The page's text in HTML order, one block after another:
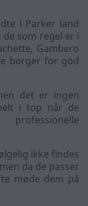
i Parker land
som regel er i
Gambero
borger for god
det er ingen
i top når de
ikke findes
da de passer
møde dem på